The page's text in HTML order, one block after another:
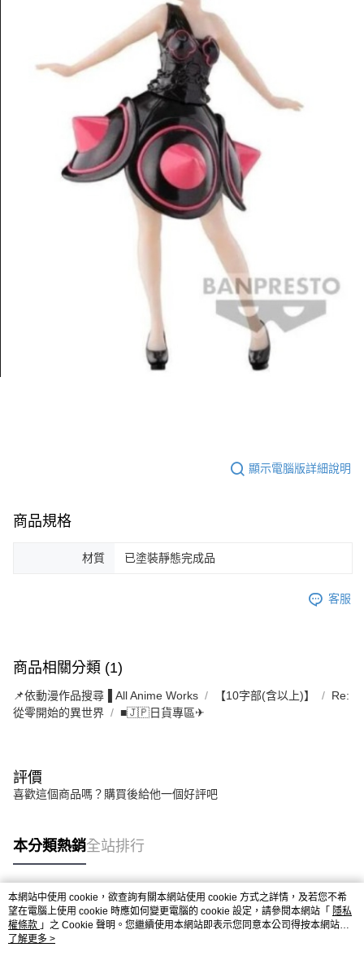
宅配-離島(澎湖/金門/馬祖)-木棉花樂園專用
黑貓宅配-貨到付款
顯示電腦版詳細說明
商品規格
材質 已塗裝靜態完成品
客服
商品相關分類 (1)
📌依動漫作品搜尋▐ All Anime Works 【10字部(含以上)】
Re:
從零開始的異世界
■🇯🇵日貨專區✈
評價
喜歡這個商品嗎？購買後給他一個好評吧
本分類熱銷全站排行
熱門標籤
本網站中使用 cookie，欲查詢有關本網站使用 cookie 方式之詳情，及若您不希
望在電腦上使用 cookie 時應如何變更電腦的 cookie 設定，請參閱本網站「 隱私
權條款 」之 Cookie 聲明。您繼續使用本網站即表示您同意本公司得按本網站使
用條款之 Cookie 聲明使用 cookie。
了解更多 >